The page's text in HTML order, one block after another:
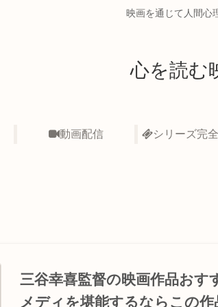
映画を通じて人間心
心を読む
動画配信 シリーズ完
三谷幸喜監督の映画作品おす
メディを堪能するならこの作